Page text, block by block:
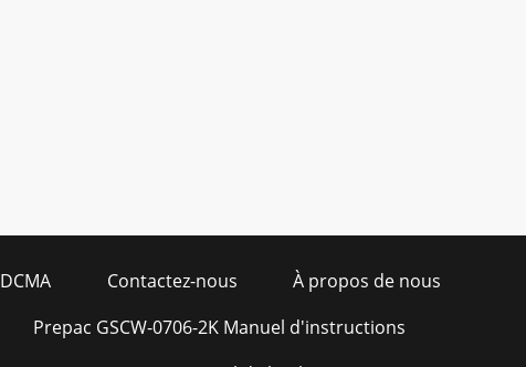
DCMA Contactez-nous
À propos de nous
Prepac GSCW-0706-2K Manuel d'instructions